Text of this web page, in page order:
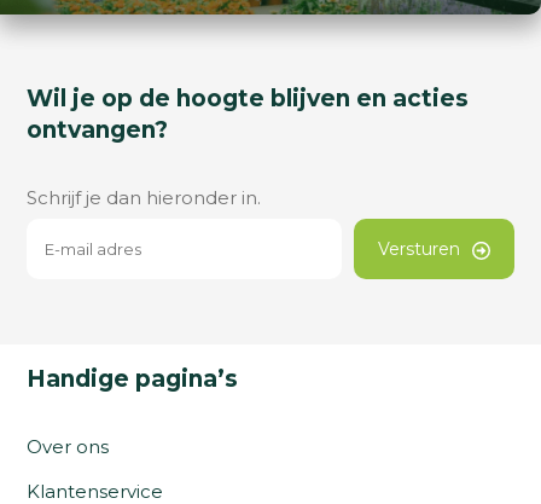
Wil je op de hoogte blijven en acties
ontvangen?
Schrijf je dan hieronder in.
Versturen
Handige pagina’s
Over ons
Klantenservice